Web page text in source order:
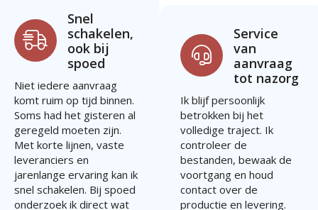
Snel
schakelen,
ook bij
spoed
Niet iedere aanvraag
komt ruim op tijd binnen.
Soms had het gisteren al
geregeld moeten zijn.
Met korte lijnen, vaste
leveranciers en
jarenlange ervaring kan ik
snel schakelen. Bij spoed
onderzoek ik direct wat
Service
van
aanvraag
tot nazorg
Ik blijf persoonlijk
betrokken bij het
volledige traject. Ik
controleer de
bestanden, bewaak de
voortgang en houd
contact over de
productie en levering.